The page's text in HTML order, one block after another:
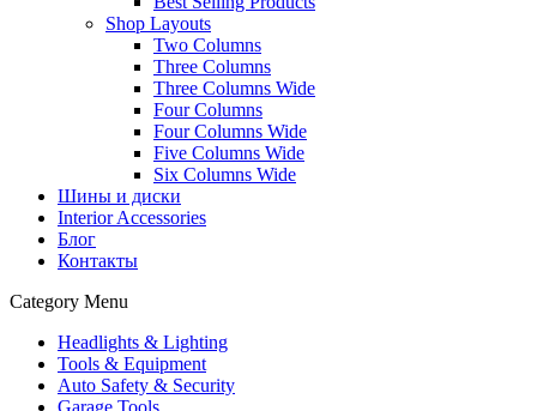
Shop Layouts
Two Columns
Three Columns
Three Columns Wide
Four Columns
Four Columns Wide
Five Columns Wide
Six Columns Wide
Шины и диски
Interior Accessories
Блог
Контакты
Category Menu
Headlights & Lighting
Tools & Equipment
Auto Safety & Security
Garage Tools